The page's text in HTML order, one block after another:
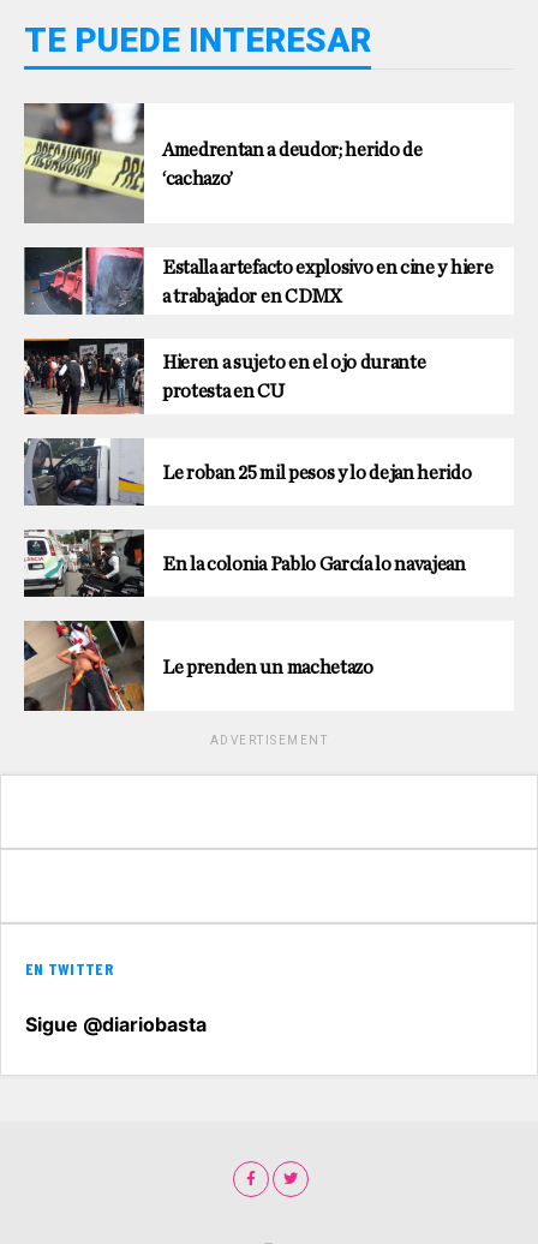
TE PUEDE INTERESAR
Amedrentan a deudor; herido de
‘cachazo’
Estalla artefacto explosivo en cine y hiere
a trabajador en CDMX
Hieren a sujeto en el ojo durante
protesta en CU
Le roban 25 mil pesos y lo dejan herido
En la colonia Pablo García lo navajean
Le prenden un machetazo
ADVERTISEMENT
EN TWITTER
Sigue @diariobasta